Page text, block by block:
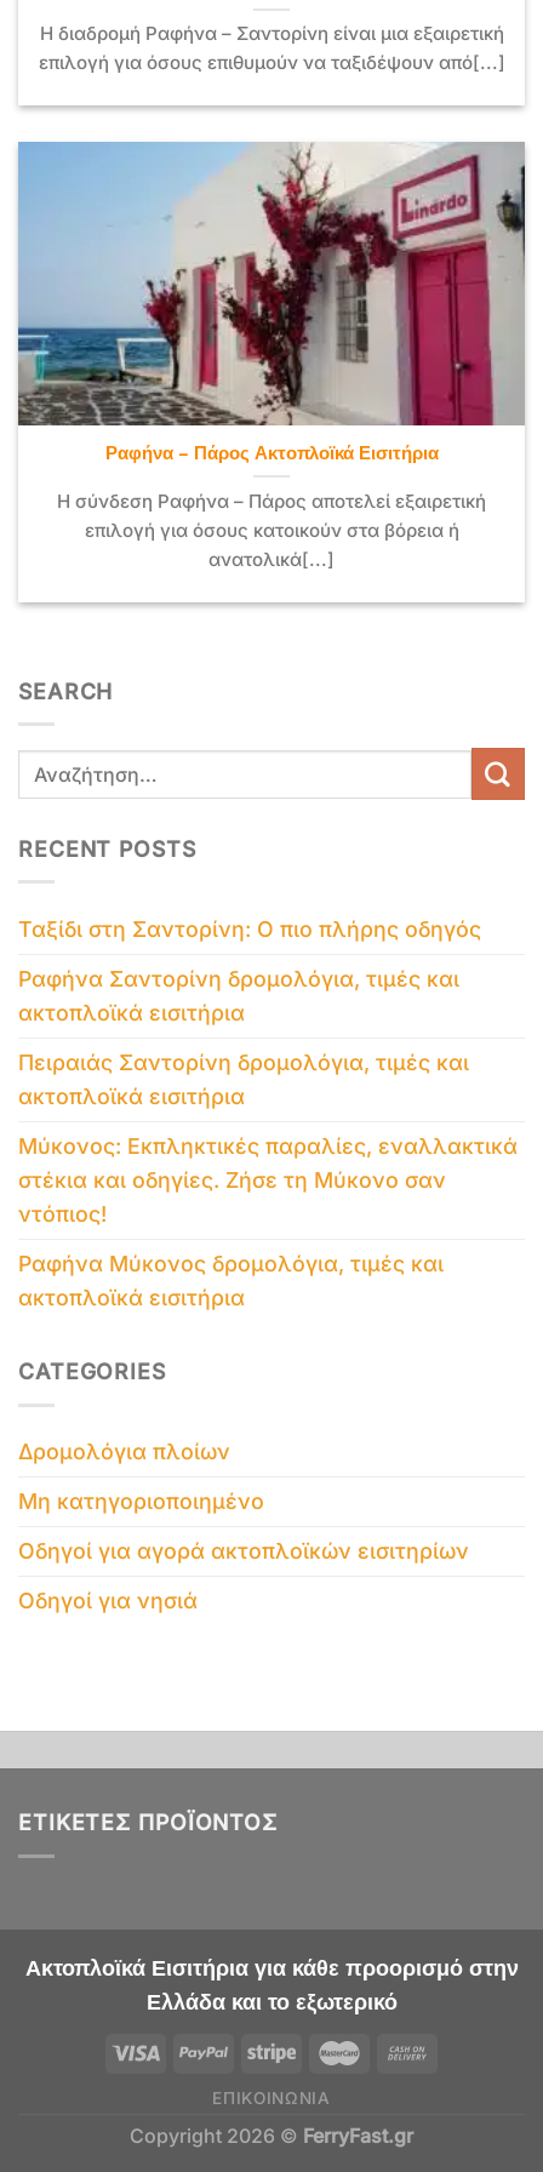
Η διαδρομή Ραφήνα – Σαντορίνη είναι μια εξαιρετική
επιλογή για όσους επιθυμούν να ταξιδέψουν από[...]
Ραφήνα – Πάρος Ακτοπλοϊκά Εισιτήρια
Η σύνδεση Ραφήνα – Πάρος αποτελεί εξαιρετική
επιλογή για όσους κατοικούν στα βόρεια ή
ανατολικά[...]
SEARCH
RECENT POSTS
Ταξίδι στη Σαντορίνη: Ο πιο πλήρης οδηγός
Ραφήνα Σαντορίνη δρομολόγια, τιμές και
ακτοπλοϊκά εισιτήρια
Πειραιάς Σαντορίνη δρομολόγια, τιμές και
ακτοπλοϊκά εισιτήρια
Μύκονος: Εκπληκτικές παραλίες, εναλλακτικά
στέκια και οδηγίες. Ζήσε τη Μύκονο σαν
ντόπιος!
Ραφήνα Μύκονος δρομολόγια, τιμές και
ακτοπλοϊκά εισιτήρια
CATEGORIES
Δρομολόγια πλοίων
Μη κατηγοριοποιημένο
Οδηγοί για αγορά ακτοπλοϊκών εισιτηρίων
Οδηγοί για νησιά
ΕΤΙΚΈΤΕΣ ΠΡΟΪΌΝΤΟΣ
Ακτοπλοϊκά Εισιτήρια για κάθε προορισμό στην
Ελλάδα και το εξωτερικό
ΕΠΙΚΟΙΝΩΝΊΑ
Copyright 2026 © FerryFast.gr